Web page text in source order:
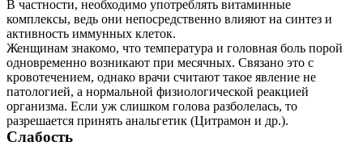
В частности, необходимо употреблять витаминные
комплексы, ведь они непосредственно влияют на синтез и
активность иммунных клеток.
Женщинам знакомо, что температура и головная боль порой
одновременно возникают при месячных. Связано это с
кровотечением, однако врачи считают такое явление не
патологией, а нормальной физиологической реакцией
организма. Если уж слишком голова разболелась, то
разрешается принять анальгетик (Цитрамон и др.).
Слабость